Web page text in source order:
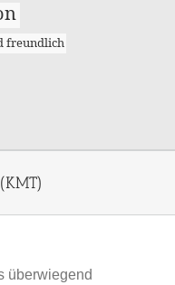
freundlich
überwiegend